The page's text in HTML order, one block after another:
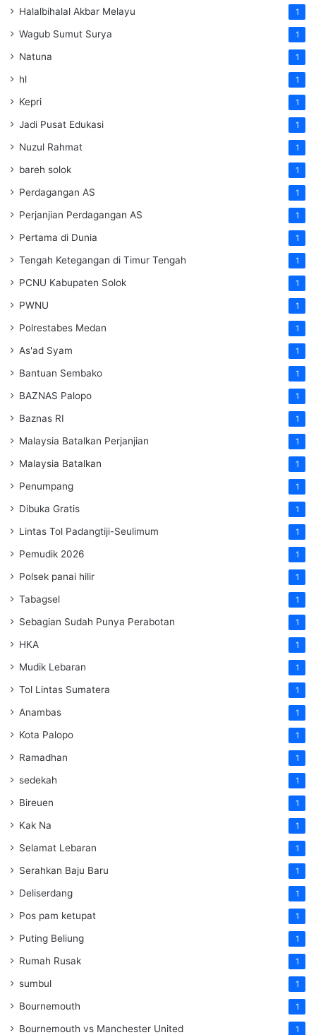
Halalbihalal Akbar Melayu 1
Wagub Sumut Surya 1
Natuna 1
hl 1
Kepri 1
Jadi Pusat Edukasi 1
Nuzul Rahmat 1
bareh solok 1
Perdagangan AS 1
Perjanjian Perdagangan AS 1
Pertama di Dunia 1
Tengah Ketegangan di Timur Tengah 1
PCNU Kabupaten Solok 1
PWNU 1
Polrestabes Medan 1
As'ad Syam 1
Bantuan Sembako 1
BAZNAS Palopo 1
Baznas RI 1
Malaysia Batalkan Perjanjian 1
Malaysia Batalkan 1
Penumpang 1
Dibuka Gratis 1
Lintas Tol Padangtiji-Seulimum 1
Pemudik 2026 1
Polsek panai hilir 1
Tabagsel 1
Sebagian Sudah Punya Perabotan 1
HKA 1
Mudik Lebaran 1
Tol Lintas Sumatera 1
Anambas 1
Kota Palopo 1
Ramadhan 1
sedekah 1
Bireuen 1
Kak Na 1
Selamat Lebaran 1
Serahkan Baju Baru 1
Deliserdang 1
Pos pam ketupat 1
Puting Beliung 1
Rumah Rusak 1
sumbul 1
Bournemouth 1
Bournemouth vs Manchester United 1